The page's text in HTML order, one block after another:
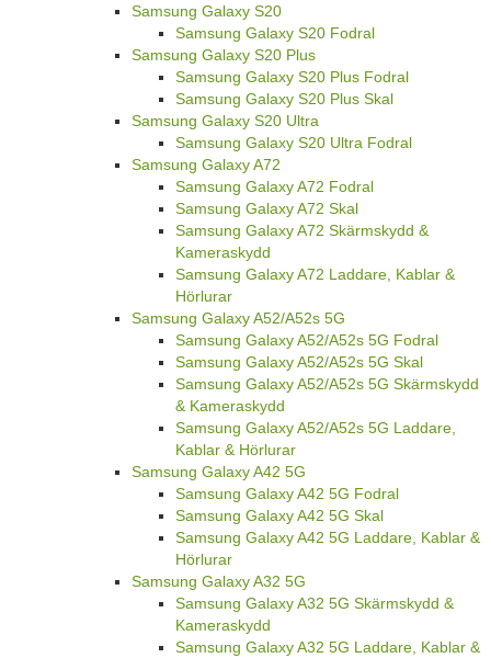
Samsung Galaxy S20
Samsung Galaxy S20 Fodral
Samsung Galaxy S20 Plus
Samsung Galaxy S20 Plus Fodral
Samsung Galaxy S20 Plus Skal
Samsung Galaxy S20 Ultra
Samsung Galaxy S20 Ultra Fodral
Samsung Galaxy A72
Samsung Galaxy A72 Fodral
Samsung Galaxy A72 Skal
Samsung Galaxy A72 Skärmskydd &
Kameraskydd
Samsung Galaxy A72 Laddare, Kablar &
Hörlurar
Samsung Galaxy A52/A52s 5G
Samsung Galaxy A52/A52s 5G Fodral
Samsung Galaxy A52/A52s 5G Skal
Samsung Galaxy A52/A52s 5G Skärmskydd
& Kameraskydd
Samsung Galaxy A52/A52s 5G Laddare,
Kablar & Hörlurar
Samsung Galaxy A42 5G
Samsung Galaxy A42 5G Fodral
Samsung Galaxy A42 5G Skal
Samsung Galaxy A42 5G Laddare, Kablar &
Hörlurar
Samsung Galaxy A32 5G
Samsung Galaxy A32 5G Skärmskydd &
Kameraskydd
Samsung Galaxy A32 5G Laddare, Kablar &